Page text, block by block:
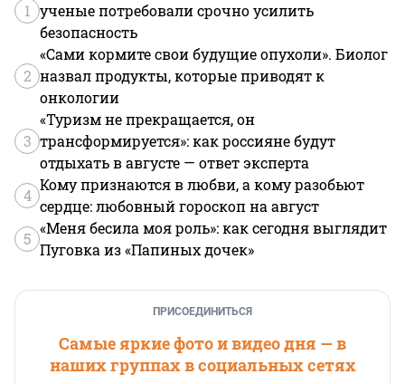
1 ученые потребовали срочно усилить
безопасность
2
«Сами кормите свои будущие опухоли». Биолог
назвал продукты, которые приводят к
онкологии
3
«Туризм не прекращается, он
трансформируется»: как россияне будут
отдыхать в августе — ответ эксперта
4
Кому признаются в любви, а кому разобьют
сердце: любовный гороскоп на август
5
«Меня бесила моя роль»: как сегодня выглядит
Пуговка из «Папиных дочек»
ПРИСОЕДИНИТЬСЯ
Самые яркие фото и видео дня — в
наших группах в социальных сетях